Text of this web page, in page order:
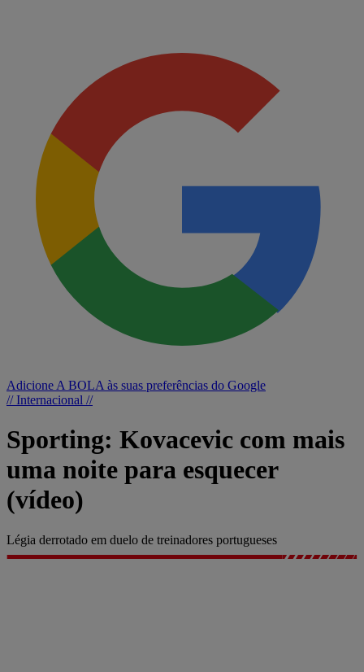
Adicione A BOLA às suas preferências do Google
// Internacional //
Sporting: Kovacevic com mais
uma noite para esquecer
(vídeo)
Légia derrotado em duelo de treinadores portugueses